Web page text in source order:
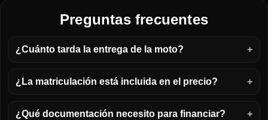
Preguntas frecuentes
¿Cuánto tarda la entrega de la moto?
¿La matriculación está incluida en el precio?
¿Qué documentación necesito para financiar?